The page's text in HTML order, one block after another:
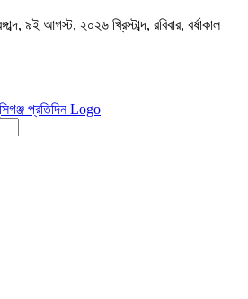
৯ই আগস্ট, ২০২৬ খ্রিস্টাব্দ, রবিবার, বর্ষাকাল